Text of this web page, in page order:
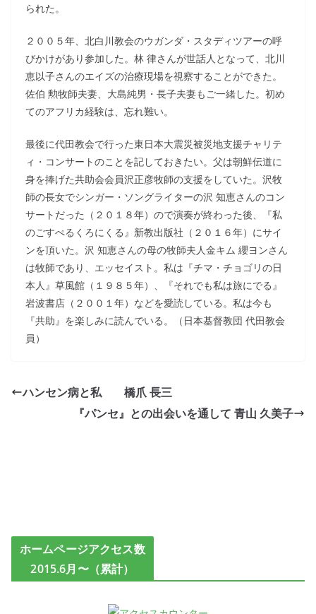
られた。
２００５年、北白川教会のウガンダ・スタディツアーの呼
びかけがあり参加した。林 律さんが世話人となって、北川
恵以子さんのエイズの治療現場を視察することができた。
佐伯 勲牧師夫妻、大島純男・長子夫妻もご一緒した。初め
てのアフリカ経験は、忘れ難い。
最後に代田教会で行った東日本大震災被災地支援チャリテ
ィ・コンサートのことを記しておきたい。父は朝鮮伝道に
身を捧げた共助会会員沢正彦牧師の支援をしていた。沢牧
師の長女でシンガー・ソングライターの沢 知恵さんのコン
サートだった（２０１８年）ので演奏が終わった後、『私
のごすぺるくろにくる』新教出版社（２０１６年）にサイ
ンを頂いた。沢 知恵さんの母の牧師夫人金キム 纓ヨンさん
は牧師であり、エッセイスト。私は『チマ・チョゴリの日
本人』草風館（１９８５年）、『それでも私は旅にでる』
岩波書店（２００１年）などを愛読している。私は今も
『共助』を楽しみに読んでいる。（日本基督教団 代田教会
員）
ハンセン病と私 橋爪 長三
『パンセ』との出会いを通して 青山 久美子
ホームページアクセス数
2015.6月〜（累計）